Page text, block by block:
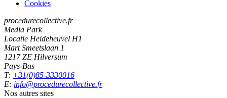
Cookies
procedurecollective.fr
Media Park
Locatie Heideheuvel H1
Mart Smeetslaan 1
1217 ZE Hilversum
Pays-Bas
T: +31(0)85-3330016
E: info@procedurecollective.fr
Nos autres sites